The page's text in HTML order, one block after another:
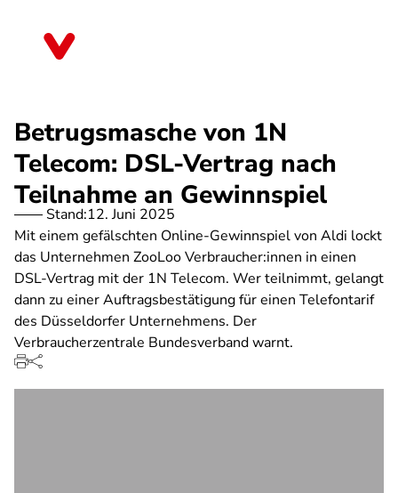
Betrugsmasche von 1N
Telecom: DSL-Vertrag nach
Teilnahme an Gewinnspiel
Stand:12. Juni 2025
Mit einem gefälschten Online-Gewinnspiel von Aldi lockt
das Unternehmen ZooLoo Verbraucher:innen in einen
DSL-Vertrag mit der 1N Telecom. Wer teilnimmt, gelangt
dann zu einer Auftragsbestätigung für einen Telefontarif
des Düsseldorfer Unternehmens. Der
Verbraucherzentrale Bundesverband warnt.